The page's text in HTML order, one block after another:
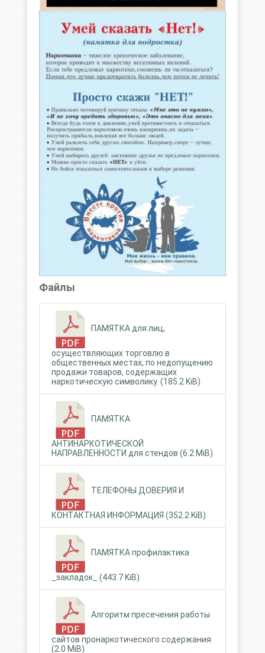
Файлы
ПАМЯТКА для лиц,
осуществляющих торговлю в
общественных местах, по недопущению
продажи товаров, содержащих
наркотическую символику. (185.2 KiB)
ПАМЯТКА
АНТИНАРКОТИЧЕСКОЙ
НАПРАВЛЕННОСТИ для стендов (6.2 MiB)
ТЕЛЕФОНЫ ДОВЕРИЯ И
КОНТАКТНАЯ ИНФОРМАЦИЯ (352.2 KiB)
ПАМЯТКА профилактика
_закладок_ (443.7 KiB)
Алгоритм пресечения работы
сайтов пронаркотического содержания
(2.0 MiB)